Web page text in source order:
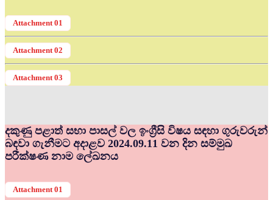
Attachment 01
Attachment 02
Attachment 03
දකුණු පළාත් සභා පාසල් වල ඉංග්‍රීසි විෂය සඳහා ගුරුවරුන්
බඳවා ගැනීමට අදාළව 2024.09.11 වන දින සම්මුඛ
පරීක්ෂණ නාම ලේඛනය
Attachment 01